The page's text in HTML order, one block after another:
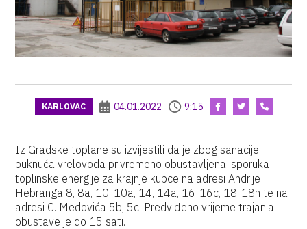
KARLOVAC 04.01.2022 9:15
Iz Gradske toplane su izvijestili da je zbog sanacije
puknuća vrelovoda privremeno obustavljena isporuka
toplinske energije za krajnje kupce na adresi Andrije
Hebranga 8, 8a, 10, 10a, 14, 14a, 16-16c, 18-18h te na
adresi C. Medovića 5b, 5c. Predviđeno vrijeme trajanja
obustave je do 15 sati.